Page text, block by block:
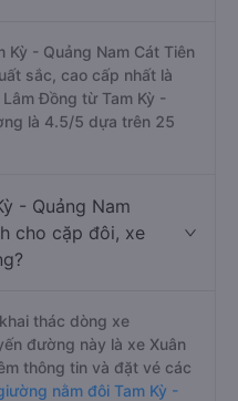
Kỳ - Quảng Nam Cát Tiên
sắc, cao cấp nhất là
Đồng từ Tam Kỳ -
là 4.5/5 dựa trên 25
- Quảng Nam
cho cặp đôi, xe
thác dòng xe
đường này là xe Xuân
thông tin và đặt vé các
nằm đôi Tam Kỳ -